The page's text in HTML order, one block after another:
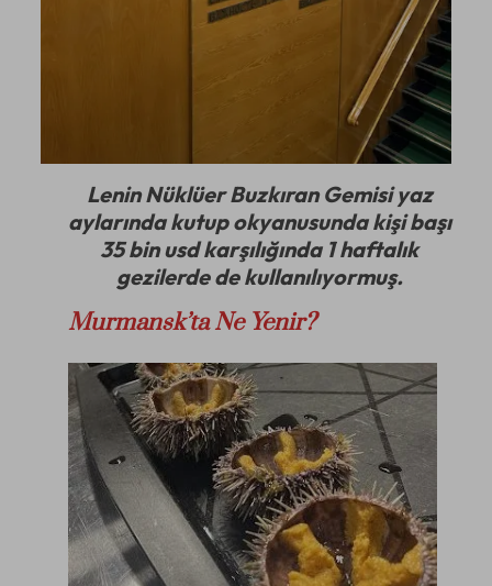
Lenin Nüklüer Buzkıran Gemisi yaz
aylarında kutup okyanusunda kişi başı
35 bin usd karşılığında 1 haftalık
gezilerde de kullanılıyormuş.
Murmansk’ta Ne Yenir?